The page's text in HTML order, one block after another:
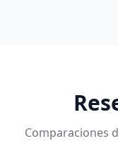
Comparaciones